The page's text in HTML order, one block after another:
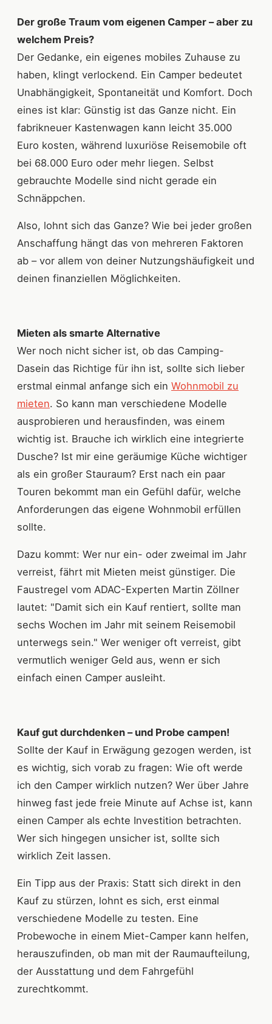
Der große Traum vom eigenen Camper – aber zu
welchem Preis?
Der Gedanke, ein eigenes mobiles Zuhause zu
haben, klingt verlockend. Ein Camper bedeutet
Unabhängigkeit, Spontaneität und Komfort. Doch
eines ist klar: Günstig ist das Ganze nicht. Ein
fabrikneuer Kastenwagen kann leicht 35.000
Euro kosten, während luxuriöse Reisemobile oft
bei 68.000 Euro oder mehr liegen. Selbst
gebrauchte Modelle sind nicht gerade ein
Schnäppchen.
Also, lohnt sich das Ganze? Wie bei jeder großen
Anschaffung hängt das von mehreren Faktoren
ab – vor allem von deiner Nutzungshäufigkeit und
deinen finanziellen Möglichkeiten.
Mieten als smarte Alternative
Wer noch nicht sicher ist, ob das Camping-
Dasein das Richtige für ihn ist, sollte sich lieber
erstmal einmal anfange sich ein Wohnmobil zu
mieten. So kann man verschiedene Modelle
ausprobieren und herausfinden, was einem
wichtig ist. Brauche ich wirklich eine integrierte
Dusche? Ist mir eine geräumige Küche wichtiger
als ein großer Stauraum? Erst nach ein paar
Touren bekommt man ein Gefühl dafür, welche
Anforderungen das eigene Wohnmobil erfüllen
sollte.
Dazu kommt: Wer nur ein- oder zweimal im Jahr
verreist, fährt mit Mieten meist günstiger. Die
Faustregel vom ADAC-Experten Martin Zöllner
lautet: "Damit sich ein Kauf rentiert, sollte man
sechs Wochen im Jahr mit seinem Reisemobil
unterwegs sein." Wer weniger oft verreist, gibt
vermutlich weniger Geld aus, wenn er sich
einfach einen Camper ausleiht.
Kauf gut durchdenken – und Probe campen!
Sollte der Kauf in Erwägung gezogen werden, ist
es wichtig, sich vorab zu fragen: Wie oft werde
ich den Camper wirklich nutzen? Wer über Jahre
hinweg fast jede freie Minute auf Achse ist, kann
einen Camper als echte Investition betrachten.
Wer sich hingegen unsicher ist, sollte sich
wirklich Zeit lassen.
Ein Tipp aus der Praxis: Statt sich direkt in den
Kauf zu stürzen, lohnt es sich, erst einmal
verschiedene Modelle zu testen. Eine
Probewoche in einem Miet-Camper kann helfen,
herauszufinden, ob man mit der Raumaufteilung,
der Ausstattung und dem Fahrgefühl
zurechtkommt.